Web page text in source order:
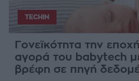
TECHIN
Γονεϊκότητα την
αγορά του babytech
βρέφη σε πηγή